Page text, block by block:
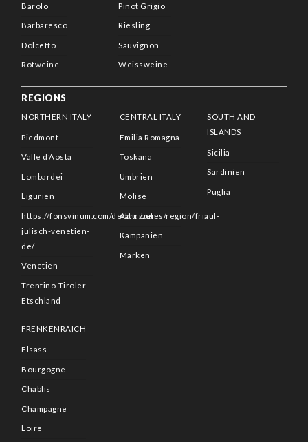
Barolo
Barbaresco
Dolcetto
Rotweine
Pinot Grigio
Riesling
Sauvignon
Weissweine
REGIONS
NORTHERN ITALY
Piedmont
Valle d’Aosta
Lombardei
Ligurien
https://fonsvinum.com/de/attributes/region/friaul-
julisch-venetien-
de/
Venetien
Trentino-Tiroler
Etschland
CENTRAL ITALY
Emilia Romagna
Toskana
Umbrien
Molise
Abruzzen
Kampanien
Marken
SOUTH AND
ISLANDS
Sicilia
Sardinien
Puglia
FRENKENRAICH
Elsass
Bourgogne
Chablis
Champagne
Loire